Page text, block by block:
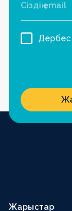
Жарыстар
Дербес